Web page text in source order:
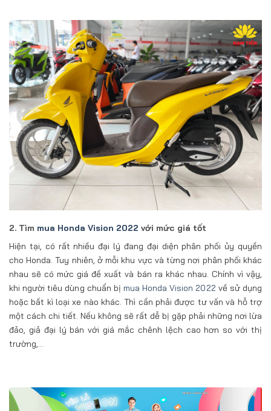
2. Tìm mua Honda Vision 2022 với mức giá tốt
Hiện tại, có rất nhiều đại lý đang đại diện phân phối ủy quyền
cho Honda. Tuy nhiên, ở mỗi khu vực và từng nơi phân phối khác
nhau sẽ có mức giá đề xuất và bán ra khác nhau. Chính vì vậy,
khi người tiêu dùng chuẩn bị mua Honda Vision 2022 về sử dụng
hoặc bất kì loại xe nào khác. Thì cần phải được tư vấn và hỗ trợ
một cách chi tiết. Nếu không sẽ rất dễ bị gặp phải những nơi lừa
đảo, giả đại lý bán với giá mắc chênh lệch cao hơn so với thị
trường,…